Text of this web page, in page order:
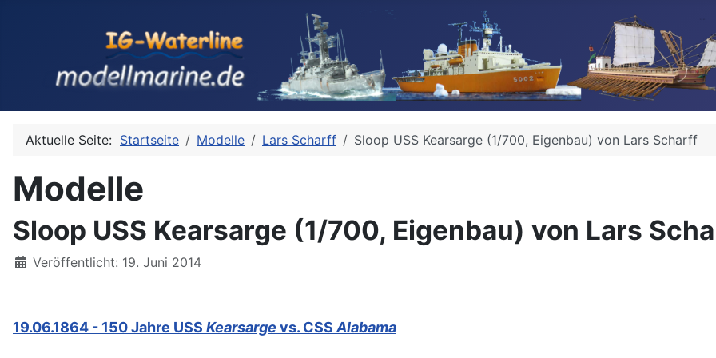
Aktuelle Seite: Startseite Modelle Lars Scharff Sloop USS Kearsarge (1/700, Eigenbau) von Lars Scharff
Modelle
Sloop USS Kearsarge (1/700, Eigenbau) von Lars
Details
Veröffentlicht: 19. Juni 2014
19.06.1864 - 150 Jahre USS Kearsarge vs. CSS Alabama